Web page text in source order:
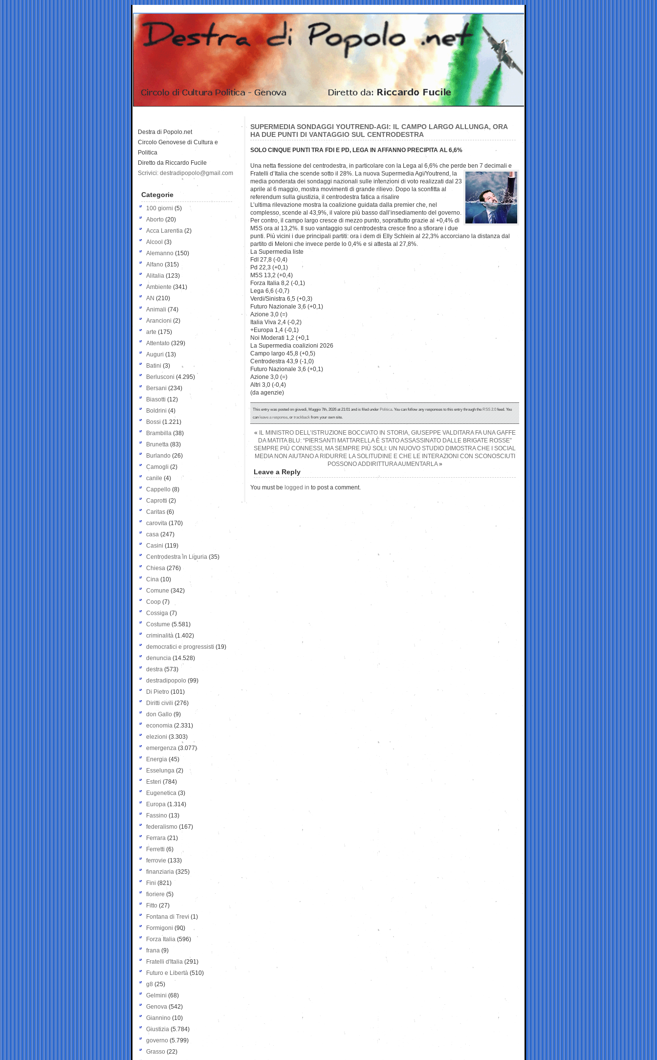
SUPERMEDIA SONDAGGI YOUTREND-AGI: IL CAMPO LARGO ALLUNGA, ORA
HA DUE PUNTI DI VANTAGGIO SUL CENTRODESTRA
SOLO CINQUE PUNTI TRA FDI E PD, LEGA IN AFFANNO PRECIPITA AL 6,6%
Una netta flessione del centrodestra, in particolare con la Lega al 6,6% che perde ben 7 decimali e
Fratelli d’Italia che scende sotto il 28%. La nuova Supermedia Agi/Youtrend, la
media ponderata dei sondaggi nazionali sulle intenzioni di voto realizzati dal 23
aprile al 6 maggio, mostra movimenti di grande rilievo. Dopo la sconfitta al
referendum sulla giustizia, il centrodestra fatica a risalire
L’ultima rilevazione mostra la coalizione guidata dalla premier che, nel
complesso, scende al 43,9%, il valore più basso dall’insediamento del governo.
Per contro, il campo largo cresce di mezzo punto, soprattutto grazie al +0,4% di
M5S ora al 13,2%. Il suo vantaggio sul centrodestra cresce fino a sfiorare i due
punti. Più vicini i due principali partiti: ora i dem di Elly Schlein al 22,3% accorciano la distanza dal
partito di Meloni che invece perde lo 0,4% e si attesta al 27,8%.
La Supermedia liste
FdI 27,8 (-0,4)
Pd 22,3 (+0,1)
M5S 13,2 (+0,4)
Forza Italia 8,2 (-0,1)
Lega 6,6 (-0,7)
Verdi/Sinistra 6,5 (+0,3)
Futuro Nazionale 3,6 (+0,1)
Azione 3,0 (=)
Italia Viva 2,4 (-0,2)
+Europa 1,4 (-0,1)
Noi Moderati 1,2 (+0,1
La Supermedia coalizioni 2026
Campo largo 45,8 (+0,5)
Centrodestra 43,9 (-1,0)
Futuro Nazionale 3,6 (+0,1)
Azione 3,0 (=)
Altri 3,0 (-0,4)
(da agenzie)
This entry was posted on giovedì, Maggio 7th, 2026 at 21:01 and is filed underPolitica. You can follow any responses to this entry through theRSS 2.0feed. You
canleave a response, ortrackbackfrom your own site.
«
IL MINISTRO DELL’ISTRUZIONE BOCCIATO IN STORIA, GIUSEPPE VALDITARA FA UNA GAFFE
DA MATITA BLU: “PIERSANTI MATTARELLA È STATO ASSASSINATO DALLE BRIGATE ROSSE”
SEMPRE PIÙ CONNESSI, MA SEMPRE PIÙ SOLI: UN NUOVO STUDIO DIMOSTRA CHE I SOCIAL
MEDIA NON AIUTANO A RIDURRE LA SOLITUDINE E CHE LE INTERAZIONI CON SCONOSCIUTI
POSSONO ADDIRITTURA AUMENTARLA»
Leave a Reply
You must be logged in to post a comment.
Destra di Popolo.net
Circolo Genovese di Cultura e
Politica
Diretto da Riccardo Fucile
Scrivici: destradipopolo@gmail.com
Categorie
100 giorni (5)
Aborto (20)
Acca Larentia (2)
Alcool (3)
Alemanno (150)
Alfano (315)
Alitalia (123)
Ambiente (341)
AN (210)
Animali (74)
Arancioni (2)
arte (175)
Attentato (329)
Auguri (13)
Batini (3)
Berlusconi (4.295)
Bersani (234)
Biasotti (12)
Boldrini (4)
Bossi (1.221)
Brambilla (38)
Brunetta (83)
Burlando (26)
Camogli (2)
canile (4)
Cappello (8)
Caprotti (2)
Caritas (6)
carovita (170)
casa (247)
Casini (119)
Centrodestra in Liguria (35)
Chiesa (276)
Cina (10)
Comune (342)
Coop (7)
Cossiga (7)
Costume (5.581)
criminalità (1.402)
democratici e progressisti (19)
denuncia (14.528)
destra (573)
destradipopolo (99)
Di Pietro (101)
Diritti civili (276)
don Gallo (9)
economia (2.331)
elezioni (3.303)
emergenza (3.077)
Energia (45)
Esselunga (2)
Esteri (784)
Eugenetica (3)
Europa (1.314)
Fassino (13)
federalismo (167)
Ferrara (21)
Ferretti (6)
ferrovie (133)
finanziaria (325)
Fini (821)
fioriere (5)
Fitto (27)
Fontana di Trevi (1)
Formigoni (90)
Forza Italia (596)
frana (9)
Fratelli d'Italia (291)
Futuro e Libertà (510)
g8 (25)
Gelmini (68)
Genova (542)
Giannino (10)
Giustizia (5.784)
governo (5.799)
Grasso (22)